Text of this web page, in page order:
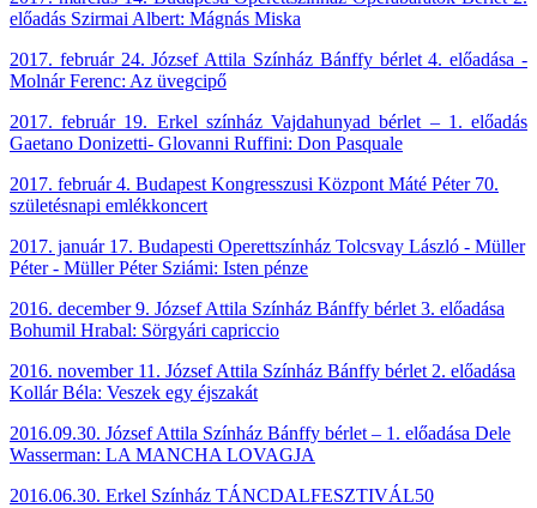
előadás Szirmai Albert: Mágnás Miska
2017. február 24. József Attila Színház Bánffy bérlet 4. előadása -
Molnár Ferenc: Az üvegcipő
2017. február 19. Erkel színház Vajdahunyad bérlet – 1. előadás
Gaetano Donizetti- Glovanni Ruffini: Don Pasquale
2017. február 4. Budapest Kongresszusi Központ Máté Péter 70.
születésnapi emlékkoncert
2017. január 17. Budapesti Operettszínház Tolcsvay László - Müller
Péter - Müller Péter Sziámi: Isten pénze
2016. december 9. József Attila Színház Bánffy bérlet 3. előadása
Bohumil Hrabal: Sörgyári capriccio
2016. november 11. József Attila Színház Bánffy bérlet 2. előadása
Kollár Béla: Veszek egy éjszakát
2016.09.30. József Attila Színház Bánffy bérlet – 1. előadása Dele
Wasserman: LA MANCHA LOVAGJA
2016.06.30. Erkel Színház TÁNCDALFESZTIVÁL50